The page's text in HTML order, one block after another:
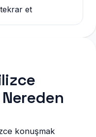
et
konuşmak